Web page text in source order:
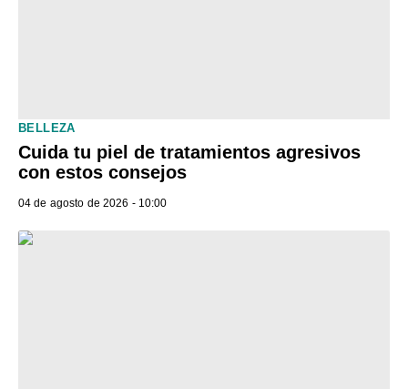
BELLEZA
Cuida tu piel de tratamientos agresivos
con estos consejos
04 de agosto de 2026 - 10:00